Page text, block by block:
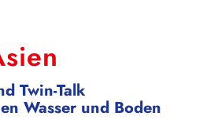
Twin-Talk
Wasser und Boden